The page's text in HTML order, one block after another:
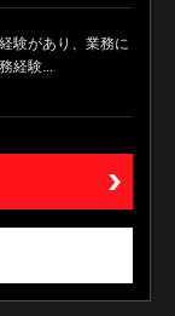
験があり、業務に
経験...